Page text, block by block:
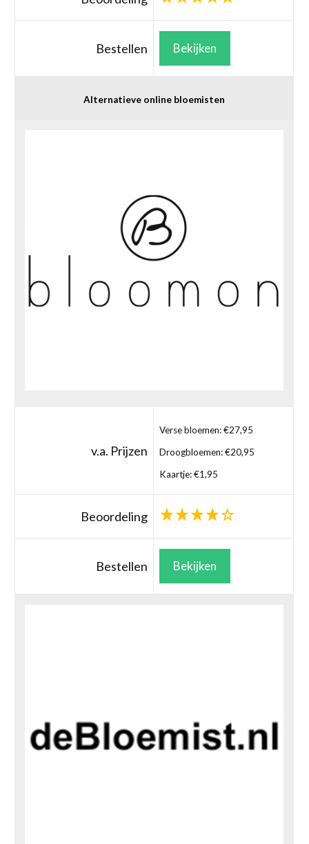
Bestellen Bekijken
Alternatieve online bloemisten
v.a. Prijzen
Verse bloemen: €27,95
Droogbloemen: €20,95
Kaartje: €1,95
Beoordeling
Bestellen Bekijken